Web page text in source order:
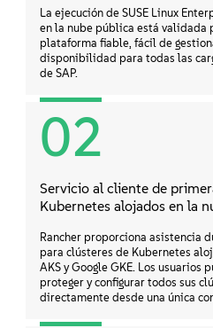
La ejecución de SUSE Linux
en la nube pública está validada
plataforma fiable, fácil de
disponibilidad para todas las
de SAP.
02
Servicio al cliente de
Kubernetes alojados en la
Rancher proporciona asistencia
para clústeres de Kubernetes
AKS y Google GKE. Los usuarios
proteger y configurar todos sus
directamente desde una única